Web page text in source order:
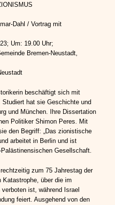
Dahl / Vortrag mit
Um: 19.00 Uhr;
Bremen-Neustadt,
beschäftigt sich mit
hat sie Geschichte und
und München. Ihre Dissertation
Politiker Shimon Peres. Mit
den Begriff: „Das zionistische
arbeitet in Berlin und ist
Gesellschaft.
zum 75 Jahrestag der
über die im
ist, während Israel
feiert. Ausgehend von den